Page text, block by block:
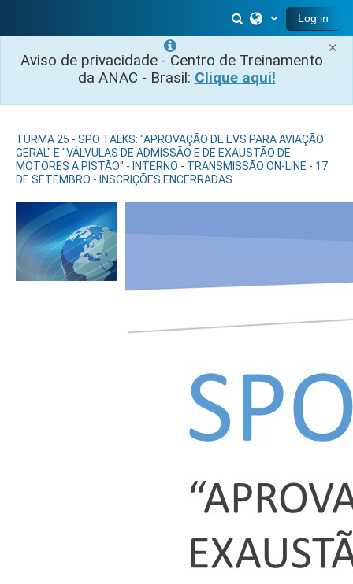
×
Aviso de privacidade - Centro de Treinamento
da ANAC - Brasil: Clique aqui!
Toggle search
Log in
TURMA 25 - SPO TALKS: "APROVAÇÃO DE EVS PARA AVIAÇÃO
GERAL" E "VÁLVULAS DE ADMISSÃO E DE EXAUSTÃO DE
MOTORES A PISTÃO" - INTERNO - TRANSMISSÃO ON-LINE - 17
DE SETEMBRO - INSCRIÇÕES ENCERRADAS